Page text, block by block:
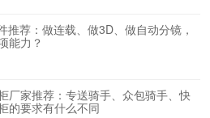
推荐：做连载、做3D、做自动分镜，
能力？
厂家推荐：专送骑手、众包骑手、快
的要求有什么不同